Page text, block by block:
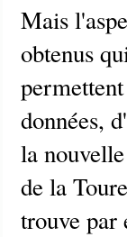
Mais
obtenus
données,
la
de la
trouve par